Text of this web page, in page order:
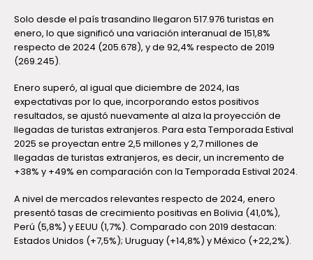
Solo desde el país trasandino llegaron 517.976 turistas en
enero, lo que significó una variación interanual de 151,8%
respecto de 2024 (205.678), y de 92,4% respecto de 2019
(269.245).
Enero superó, al igual que diciembre de 2024, las
expectativas por lo que, incorporando estos positivos
resultados, se ajustó nuevamente al alza la proyección de
llegadas de turistas extranjeros. Para esta Temporada Estival
2025 se proyectan entre 2,5 millones y 2,7 millones de
llegadas de turistas extranjeros, es decir, un incremento de
+38% y +49% en comparación con la Temporada Estival 2024.
A nivel de mercados relevantes respecto de 2024, enero
presentó tasas de crecimiento positivas en Bolivia (41,0%),
Perú (5,8%) y EEUU (1,7%). Comparado con 2019 destacan:
Estados Unidos (+7,5%); Uruguay (+14,8%) y México (+22,2%).